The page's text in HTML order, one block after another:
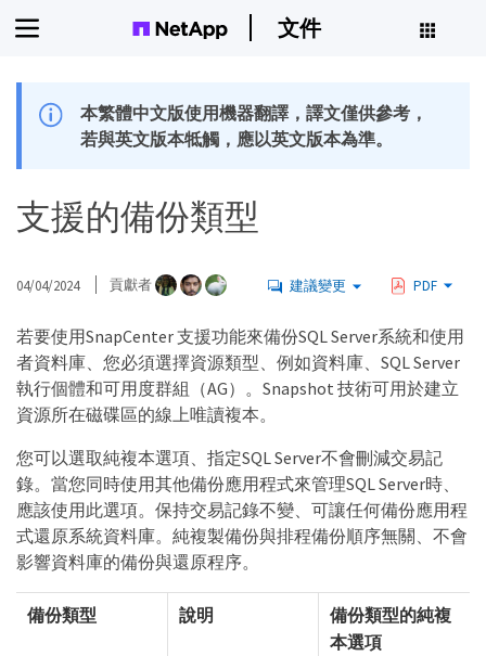
文件
本繁體中文版使用機器翻譯，譯文僅供參考，
若與英文版本牴觸，應以英文版本為準。
支援的備份類型
04/04/2024 貢獻者 建議變更 PDF
若要使用SnapCenter 支援功能來備份SQL Server系統和使用
者資料庫、您必須選擇資源類型、例如資料庫、SQL Server
執行個體和可用度群組（AG）。Snapshot 技術可用於建立
資源所在磁碟區的線上唯讀複本。
您可以選取純複本選項、指定SQL Server不會刪減交易記
錄。當您同時使用其他備份應用程式來管理SQL Server時、
應該使用此選項。保持交易記錄不變、可讓任何備份應用程
式還原系統資料庫。純複製備份與排程備份順序無關、不會
影響資料庫的備份與還原程序。
備份類型 說明
備份類型的純複
本選項